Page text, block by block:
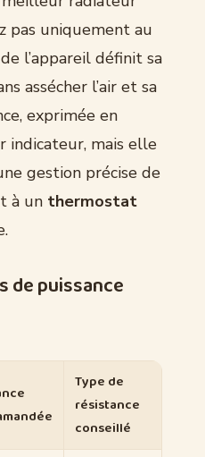
pas uniquement au
l’appareil définit sa
assécher l’air et sa
exprimée en
indicateur, mais elle
gestion précise de
à un thermostat
de puissance
Type de
résistance
conseillé